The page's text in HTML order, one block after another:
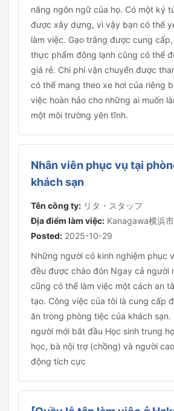
năng ngôn ngữ của họ. Có một ký
được xây dựng, vì vậy bạn có thể
làm việc. Gạo trắng được cung
thực phẩm đông lạnh cũng có thể
giá rẻ. Chi phí vận chuyển được
có thể mang theo xe hơi của riêng
việc hoàn hảo cho những ai muốn
một môi trường yên tĩnh.
Nhân viên phục vụ tại
khách sạn
Tên công ty: リタ・スタッフ
Địa điểm làm việc: Kanagawa横浜
Posted: 2025-10-29
Những người có kinh nghiệm phục
đều được chào đón Ngay cả người
cũng có thể làm việc một cách an
tạo. Công việc của tôi là cung cấp
ăn trong phòng tiệc của khách sạn.
người mới bắt đầu Học sinh trung
học, bà nội trợ (chồng) và người
động tích cực